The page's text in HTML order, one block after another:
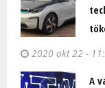
2020 okt 22 -
A